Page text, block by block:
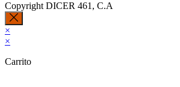
Copyright DICER 461, C.A
×
×
Carrito